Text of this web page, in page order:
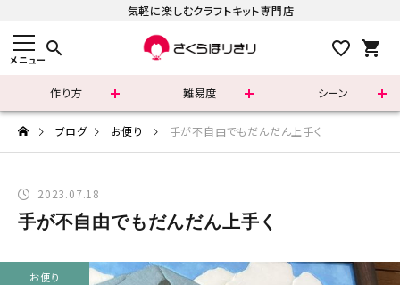
気軽に楽しむクラフトキット専門店
メニュー
search
作り方 難易度 シーン
すべての商品
カテゴリーで選ぶ
難易度で選ぶ
ブログ お便り 手が不自由でもだんだん上手く
2023.07.18
手が不自由でもだんだん上手く
お便り